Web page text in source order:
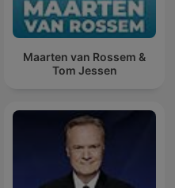
Maarten van Rossem &
Tom Jessen